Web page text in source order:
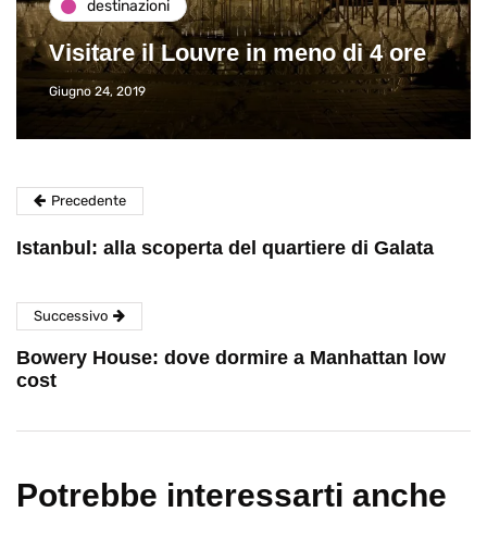
destinazioni
Visitare il Louvre in meno di 4 ore
Giugno 24, 2019
Precedente
Istanbul: alla scoperta del quartiere di Galata
Successivo
Bowery House: dove dormire a Manhattan low
cost
Potrebbe interessarti anche